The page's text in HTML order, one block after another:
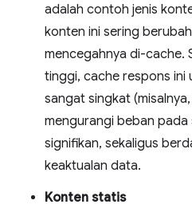
adalah contoh jenis
konten ini sering
mencegahnya di-cache.
tinggi, cache respons ini
sangat singkat
mengurangi beban
signifikan, sekaligus
keaktualan data.
Konten statis